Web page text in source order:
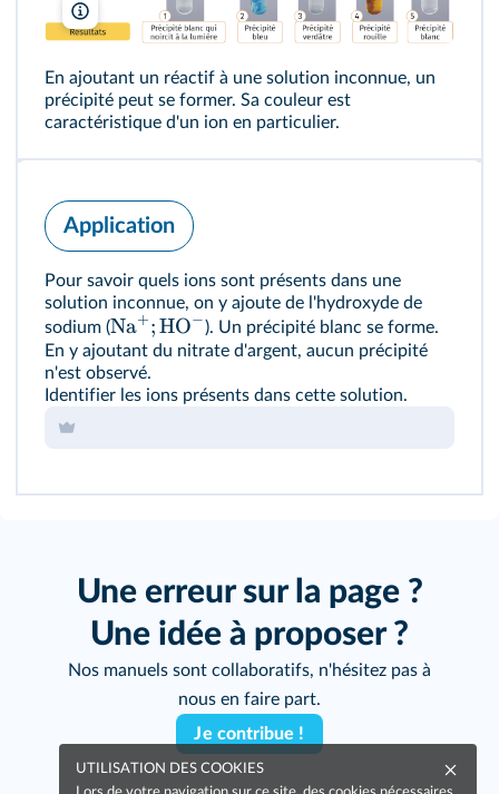
En ajoutant un réactif à une solution inconnue, un
précipité peut se former. Sa couleur est
caractéristique d'un ion en particulier.
Application
Pour savoir quels ions sont présents dans une
solution inconnue, on y ajoute de l'hydroxyde de
sodium (Na+;HO−). Un précipité blanc se forme.
En y ajoutant du nitrate d'argent, aucun précipité
n'est observé.
Identifier les ions présents dans cette solution.
Une erreur sur la page ?
Une idée à proposer ?
Nos manuels sont collaboratifs, n'hésitez pas à
nous en faire part.
Je contribue !
UTILISATION DES COOKIES